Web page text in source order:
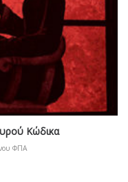
Κώδικα
ΦΠΑ